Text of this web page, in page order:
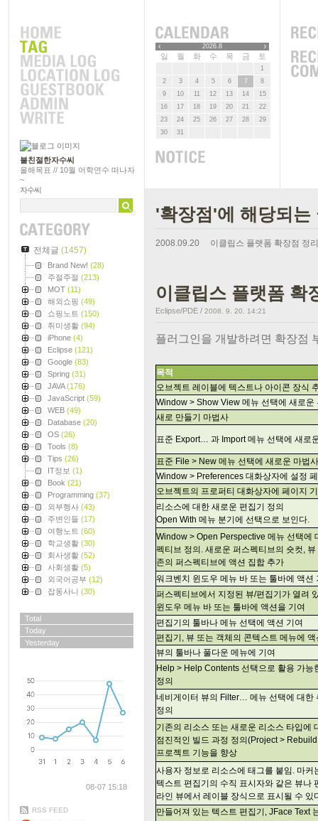
불친절한자수씨
올해목표 // 10월 어학연수 떠나자
~
자수씨
전체글 (1457)
Brand New! (28)
주절주절 (213)
MOT (11)
해외쇼핑 (49)
쇼핑노트 (150)
취미생활 (94)
iPhone (4)
Eclipse (121)
Google (83)
Spring (31)
JAVA(176)
JavaScript (59)
WEB (49)
Database (20)
OS (26)
Tools (8)
Tips (26)
IT정보 (1)
Book (21)
Programming (37)
외부행사 (43)
주변인들 (17)
여행노트 (60)
학교생활 (30)
회사생활 (52)
사회생활 (5)
외국어공부 (12)
잡동사니 (30)
Total
Today
Yesterday
08-07 15:18
RSS FEED
2026.8
일 월 화 수 목 금 토
1
2
3 4 5 6 7
8
9
10 11 12 13 14
15
16
17 18 19 20 21
22
23
24 25 26 27 28
29
30
31
'확장점'에 해당되는
2008.09.20 이클립스 플랫폼 확장점 정리
이클립스 플랫폼 확
Eclipse/PDE / 2008. 9. 20. 14:21
플러그인을 개발하려면 확장점
목적
오브젝트 레이블에 텍스트나 아이콘 장식
Window > Show View 메뉴 선택에 새로운
새로 만들기 마법사
표준 Export… 과 Import 메뉴 선택에 새로
표준 File > New 메뉴 선택에 새로운 마법
Window > Preferences 대화상자에 설정
오브젝트의 프로퍼티 대화상자에 페이지
리소스에 대한 새로운 편집기 정의
Open With 메뉴 분기에 선택으로 보인다.
Window > Open Perspective 메뉴 선택에
펙티브 정의. 새로운 퍼스펙티브의 숏컷,
존의 퍼스펙티브에 액션 집합 추가
워크벤치 윈도우 메뉴 바 또는 툴바에 액션
퍼스펙티브에서 지정된 뷰/편집기가 열려
윈도우 메뉴 바 또는 툴바에 액션을 기여
편집기의 툴바나 메뉴 선택에 액션 기여
편집기, 뷰 또는 객체의 콘텍스트 메뉴에 액
뷰의 툴바나 풀다운 메뉴에 기여
Help > Help Contents 선택으로 활용 가능
정의
네비게이터 뷰의 Filter… 메뉴 선택에 대한
정의
기존의 리소스 또는 새로운 리소스 타입에
점진적인 빌드 과정 정의(Project >
프로젝트 기능을 향상
사용자 정보로 리소스에 태그를 붙임. 마커
텍스트 편집기의 수직 표시자와 같은 뷰나
라인 뷰에서 레이블 장식으로 표시될 수 있
만들어져 있는 텍스트 편집기, JFace Text